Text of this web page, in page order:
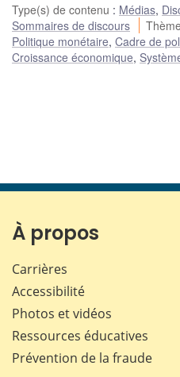
Type(s) de contenu : Médias,
Sommaires de discours
Politique monétaire, Cadre de
Croissance économique,
À propos
Carrières
Accessibilité
Photos et vidéos
Ressources éducatives
Prévention de la fraude